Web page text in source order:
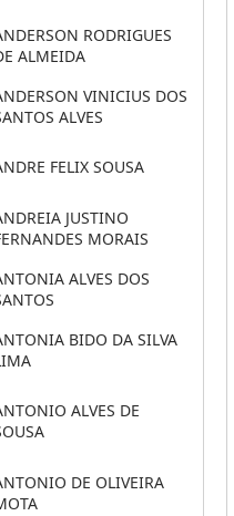
RODRIGUES
ALMEIDA
VINICIUS DOS
ALVES
FELIX SOUSA
JUSTINO
MORAIS
ALVES DOS
BIDO DA SILVA
ALVES DE
DE OLIVEIRA